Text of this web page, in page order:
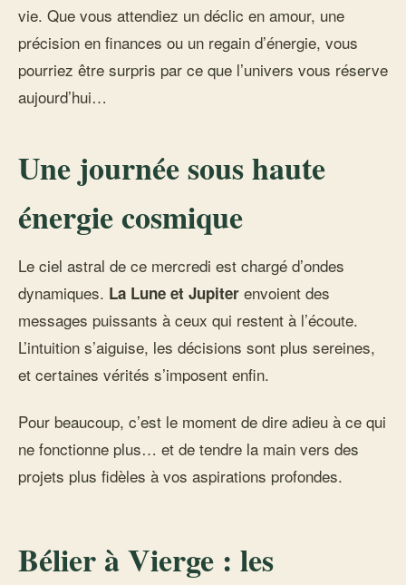
vie. Que vous attendiez un déclic en amour, une
précision en finances ou un regain d’énergie, vous
pourriez être surpris par ce que l’univers vous réserve
aujourd’hui…
Une journée sous haute
énergie cosmique
Le ciel astral de ce mercredi est chargé d’ondes
dynamiques. La Lune et Jupiter envoient des
messages puissants à ceux qui restent à l’écoute.
L’intuition s’aiguise, les décisions sont plus sereines,
et certaines vérités s’imposent enfin.
Pour beaucoup, c’est le moment de dire adieu à ce qui
ne fonctionne plus… et de tendre la main vers des
projets plus fidèles à vos aspirations profondes.
Bélier à Vierge : les